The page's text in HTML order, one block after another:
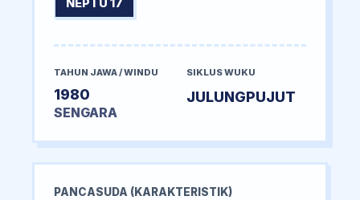
NEPTU 17
TAHUN JAWA / WINDU
1980
SENGARA
SIKLUS WUKU
JULUNGPUJUT
PANCASUDA (KARAKTERISTIK)